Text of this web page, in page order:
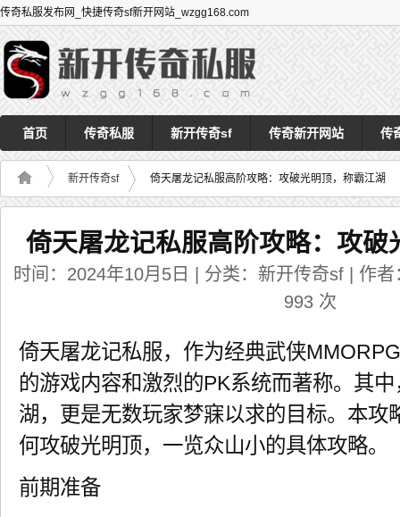
传奇私服发布网_快捷传奇sf新开网站_wzgg168.com
首页 传奇私服 新开传奇sf 传奇新开网站 传
新开传奇sf 倚天屠龙记私服高阶攻略：攻破光明顶，称霸江湖
倚天屠龙记私服高阶攻略：攻破
时间：2024年10月5日 | 分类：新开传奇sf | 作
993 次
倚天屠龙记私服，作为经典武侠
的游戏内容和激烈的PK系统而著称。其
湖，更是无数玩家梦寐以求的目标。本攻
何攻破光明顶，一览众山小的具体攻略。
前期准备